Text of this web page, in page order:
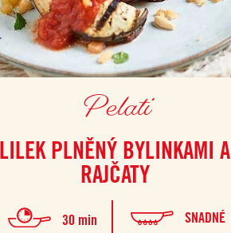
Pelati
LILEK PLNĚNÝ BYLINKAMI A
RAJČATY
30 min SNADNÉ